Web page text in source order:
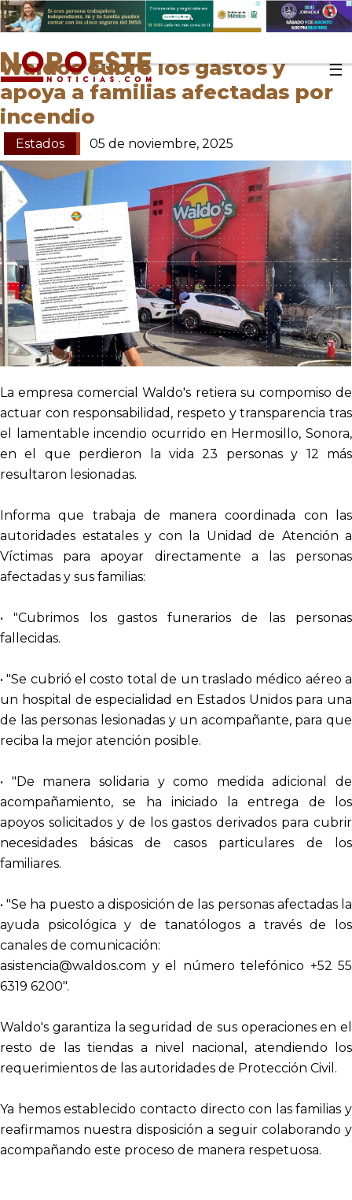
☰
Waldos cubre los gastos y
apoya a familias afectadas por
incendio
Estados 05 de noviembre, 2025
La empresa comercial Waldo's retiera su compomiso de
actuar con responsabilidad, respeto y transparencia tras
el lamentable incendio ocurrido en Hermosillo, Sonora,
en el que perdieron la vida 23 personas y 12 más
resultaron lesionadas.
Informa que trabaja de manera coordinada con las
autoridades estatales y con la Unidad de Atención a
Víctimas para apoyar directamente a las personas
afectadas y sus familias:
• "Cubrimos los gastos funerarios de las personas
fallecidas.
• "Se cubrió el costo total de un traslado médico aéreo a
un hospital de especialidad en Estados Unidos para una
de las personas lesionadas y un acompañante, para que
reciba la mejor atención posible.
• "De manera solidaria y como medida adicional de
acompañamiento, se ha iniciado la entrega de los
apoyos solicitados y de los gastos derivados para cubrir
necesidades básicas de casos particulares de los
familiares.
• "Se ha puesto a disposición de las personas afectadas la
ayuda psicológica y de tanatólogos a través de los
canales de comunicación:
asistencia@waldos.com y el número telefónico +52 55
6319 6200".
Waldo's garantiza la seguridad de sus operaciones en el
resto de las tiendas a nivel nacional, atendiendo los
requerimientos de las autoridades de Protección Civil.
Ya hemos establecido contacto directo con las familias y
reafirmamos nuestra disposición a seguir colaborando y
acompañando este proceso de manera respetuosa.